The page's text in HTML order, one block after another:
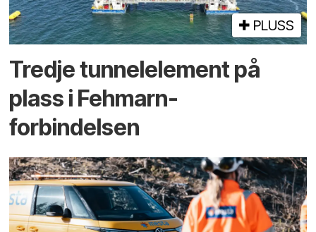
PLUSS
Tredje tunnel­element på
plass i Fehmarn-
forbindelsen